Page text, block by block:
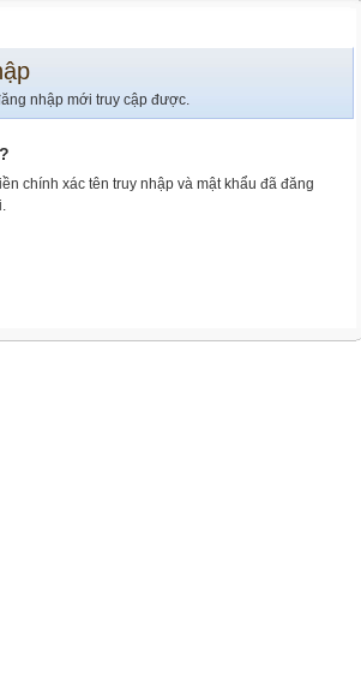
nhập mới truy cập được.
chính xác tên truy nhập và mật khẩu đã đăng